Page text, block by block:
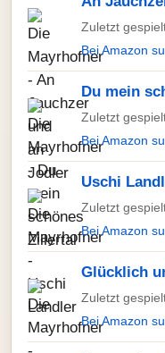
Zuletzt
Bei Amazon
Du mein
Zuletzt
Bei Amazon
Uschi
Zuletzt
Bei Amazon
Glücklich
Zuletzt
Bei Amazon